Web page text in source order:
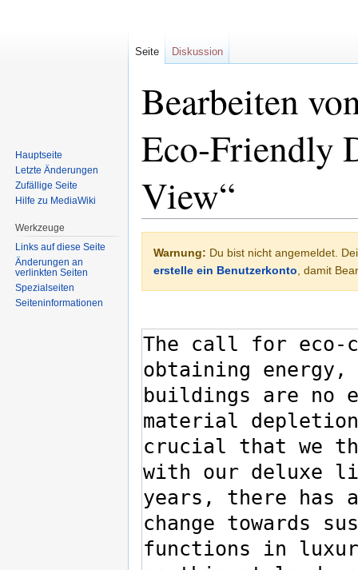
Bearbeiten
Eco-Friendly
View“
Navigation
springen
Suche
springen
Warnung: Du bist nicht angemeldet.
erstelle ein Benutzerkonto, damit
Seite Diskussion
Hauptseite
Letzte Änderungen
Zufällige Seite
Hilfe zu MediaWiki
Werkzeuge
Links auf diese Seite
Änderungen an
verlinkten Seiten
Spezialseiten
Seiten­informationen